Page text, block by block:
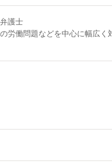
護士
労働問題などを中心に幅広く